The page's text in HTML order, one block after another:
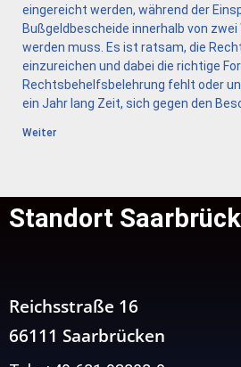
eingereicht werden, während der
Bußgeldbescheide innerhalb von
werden muss. Es ist ratsam, die
einzureichen und dabei die richtige
Rechtsbehelfsbelehrung fehlt oder
ein Jahr lang Zeit, sich gegen den
Weiter
Standort
Reichsstraße 16
66111 Saarbrücken